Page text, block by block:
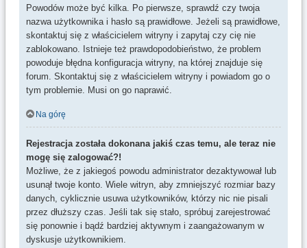
Powodów może być kilka. Po pierwsze, sprawdź czy twoja
nazwa użytkownika i hasło są prawidłowe. Jeżeli są prawidłowe,
skontaktuj się z właścicielem witryny i zapytaj czy cię nie
zablokowano. Istnieje też prawdopodobieństwo, że problem
powoduje błędna konfiguracja witryny, na której znajduje się
forum. Skontaktuj się z właścicielem witryny i powiadom go o
tym problemie. Musi on go naprawić.
Na górę
Rejestracja została dokonana jakiś czas temu, ale teraz nie
mogę się zalogować?!
Możliwe, że z jakiegoś powodu administrator dezaktywował lub
usunął twoje konto. Wiele witryn, aby zmniejszyć rozmiar bazy
danych, cyklicznie usuwa użytkowników, którzy nic nie pisali
przez dłuższy czas. Jeśli tak się stało, spróbuj zarejestrować
się ponownie i bądź bardziej aktywnym i zaangażowanym w
dyskusje użytkownikiem.